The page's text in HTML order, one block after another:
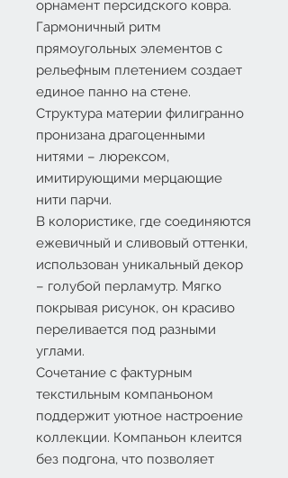
орнамент персидского ковра.
Гармоничный ритм
прямоугольных элементов с
рельефным плетением создает
единое панно на стене.
Структура материи филигранно
пронизана драгоценными
нитями – люрексом,
имитирующими мерцающие
нити парчи.
В колористике, где соединяются
ежевичный и сливовый оттенки,
использован уникальный декор
– голубой перламутр. Мягко
покрывая рисунок, он красиво
переливается под разными
углами.
Сочетание с фактурным
текстильным компаньоном
поддержит уютное настроение
коллекции. Компаньон клеится
без подгона, что позволяет